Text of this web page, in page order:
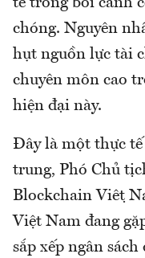
chóng. Nguyên
hụt nguồn lực tài
chuyên môn cao
hiện đại này.
Đây là một thực
trung, Phó Chủ
Blockchain Việt
Việt Nam đang
sắp xếp ngân